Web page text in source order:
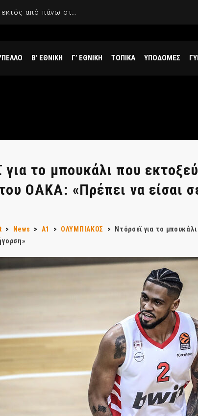
Χέιζ-Ντέιβις: «Περπάτησα παντού, εκτός από πάνω στο νερό»
Β’ ΕΘΝΙΚΗ Γ’ ΕΘΝΙΚΗ ΤΟΠΙΚΑ ΥΠΟΔΟΜΕΣ
για το μπουκάλι που
ΟΑΚΑ: «Πρέπει να είσαι
> News > Α1 > ΟΛΥΜΠΙΑΚΟΣ >
Ντόρσεϊ για το